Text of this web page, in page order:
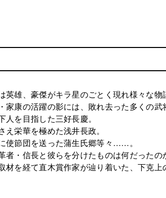
英雄、豪傑がキラ星のごとく現れ様々な
家康の活躍の影には、敗れ去った多くの
人を目指した三好長慶。
え栄華を極めた浅井長政。
使節団を送った蒲生氏郷等々……。
者・信長と彼らを分けたものは何だったの
材を経て直木賞作家が辿り着いた、下克